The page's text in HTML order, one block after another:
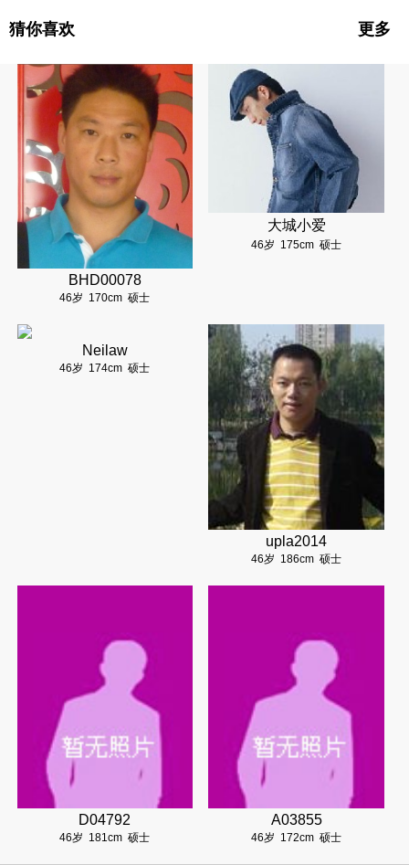
猜你喜欢 更多
BHD00078
46岁 170cm 硕士
大城小爱
46岁 175cm 硕士
Neilaw
46岁 174cm 硕士
upla2014
46岁 186cm 硕士
D04792
46岁 181cm 硕士
A03855
46岁 172cm 硕士